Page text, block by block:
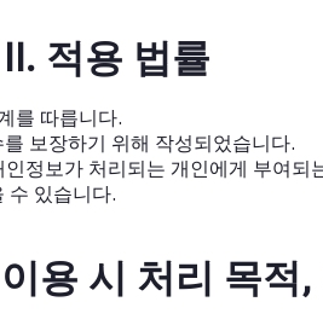
II. 적용 법률
를 따릅니다.
보장하기 위해 작성되었습니다.
정보가 처리되는 개인에게 부여
수 있습니다.
용 시 처리 목적